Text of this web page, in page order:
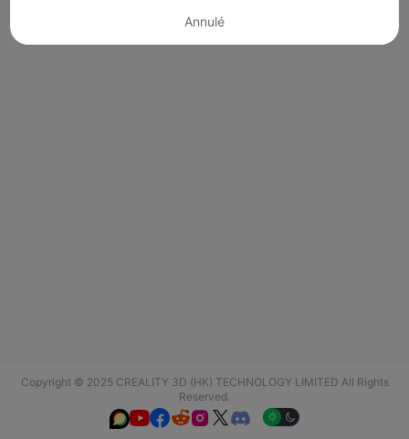
Copyright © 2025 CREALITY 3D (HK) TECHNOLOGY LIMITED All Rights
Reserved.
  
Annulé